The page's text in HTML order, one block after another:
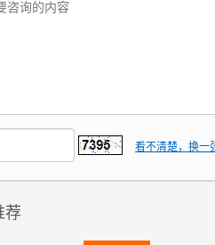
看不清楚，换一
荐